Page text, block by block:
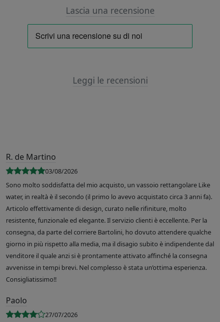
Lascia una recensione
Leggi le recensioni
R. de Martino
03/08/2026
Sono molto soddisfatta del mio acquisto, un vassoio rettangolare Like
water, in realtà è il secondo (il primo lo avevo acquistato circa 3 anni fa).
Articolo effettivamente di design, curato nelle rifiniture, molto
resistente, funzionale ed elegante. Il servizio clienti è eccellente. Per la
consegna, da parte del corriere Bartolini, ho dovuto attendere qualche
giorno in più rispetto alla media, ma il disagio subito è indipendente dal
venditore il quale anzi si è prontamente attivato affinché la consegna
avvenisse in tempi brevi. Nel complesso è stata un’ottima esperienza.
Consigliatissimo!!
Paolo
27/07/2026